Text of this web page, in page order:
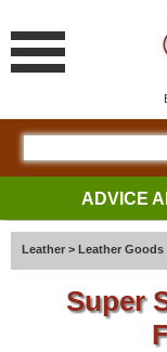
ADVICE
Leather > Leather Goods
Super